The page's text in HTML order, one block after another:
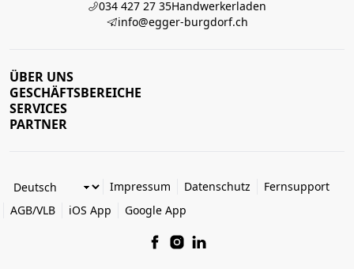
034 427 27 35Handwerkerladen
info@egger-burgdorf.ch
ÜBER UNS
GESCHÄFTSBEREICHE
SERVICES
PARTNER
Impressum Datenschutz
Fernsupport
AGB/VLB
iOS App Google App